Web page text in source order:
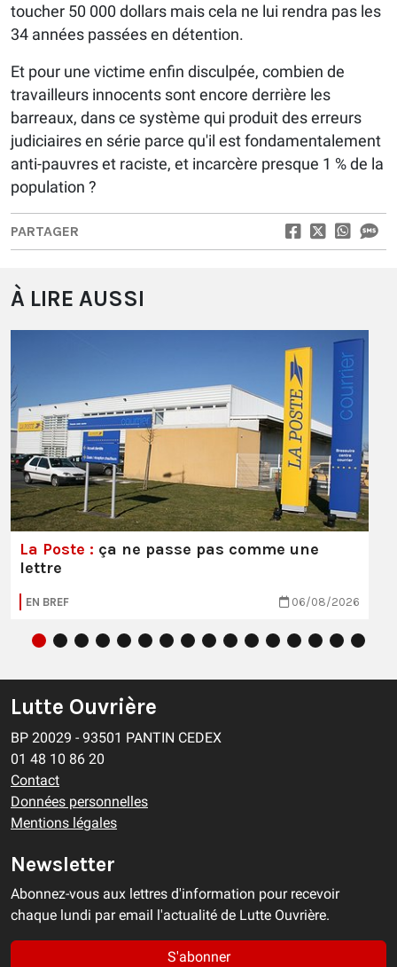
toucher 50 000 dollars mais cela ne lui rendra pas les
34 années passées en détention.
Et pour une victime enfin disculpée, combien de
travailleurs innocents sont encore derrière les
barreaux, dans ce système qui produit des erreurs
judiciaires en série parce qu'il est fondamentalement
anti-pauvres et raciste, et incarcère presque 1 % de la
population ?
PARTAGER
À LIRE AUSSI
La Poste : ça ne passe pas comme une
lettre
EN BREF 06/08/2026
Lutte Ouvrière
BP 20029 - 93501 PANTIN CEDEX
01 48 10 86 20
Contact
Données personnelles
Mentions légales
Newsletter
Abonnez-vous aux lettres d'information pour recevoir
chaque lundi par email l'actualité de Lutte Ouvrière.
S'abonner